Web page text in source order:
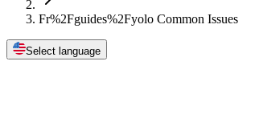
Fr%2Fguides%2Fyolo Common Issues
Select language